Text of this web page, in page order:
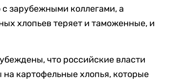
зарубежными коллегами, а
хлопьев теряет и таможенные, и
что российские власти
картофельные хлопья, которые